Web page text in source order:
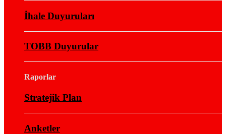
İhale Duyuruları
TOBB Duyurular
Raporlar
Stratejik Plan
Anketler